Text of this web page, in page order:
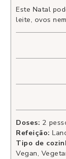
Este Natal
leite, ovos
Doses: 2
Refeição:
Tipo de
Vegan,